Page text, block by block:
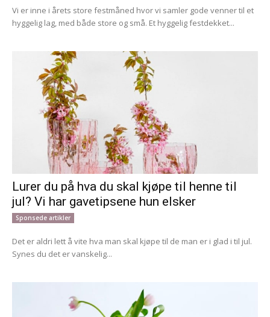
Vi er inne i årets store festmåned hvor vi samler gode venner til et
hyggelig lag, med både store og små. Et hyggelig festdekket...
Lurer du på hva du skal kjøpe til henne til
jul? Vi har gavetipsene hun elsker
Sponsede artikler
Det er aldri lett å vite hva man skal kjøpe til de man er i glad i til jul.
Synes du det er vanskelig...